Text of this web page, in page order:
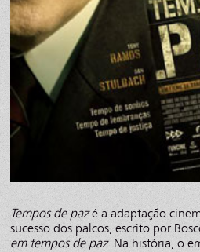
Tempos de pazé a adaptação
sucesso dos palcos, escrito por
em tempos de paz. Na história, o